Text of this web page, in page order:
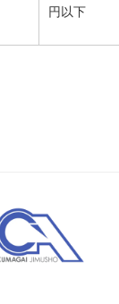
円以下